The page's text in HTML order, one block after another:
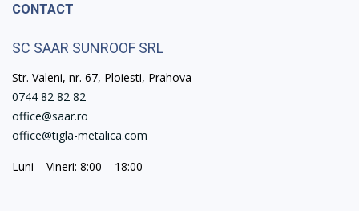
CONTACT
SC SAAR SUNROOF SRL
Str. Valeni, nr. 67, Ploiesti, Prahova
0744 82 82 82
office@saar.ro
office@tigla-metalica.com
Luni – Vineri: 8:00 – 18:00